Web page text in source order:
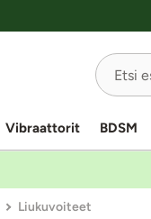
Vibraattorit BDSM
Liukuvoiteet